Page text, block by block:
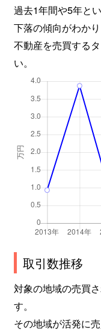
過去1年間や5年と
下落の傾向がわかり
不動産を売買する
い。
取引数推移
対象の地域の売買
す。
その地域が活発に